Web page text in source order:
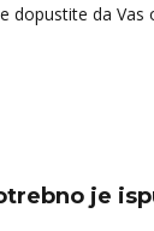
dopustite da
je